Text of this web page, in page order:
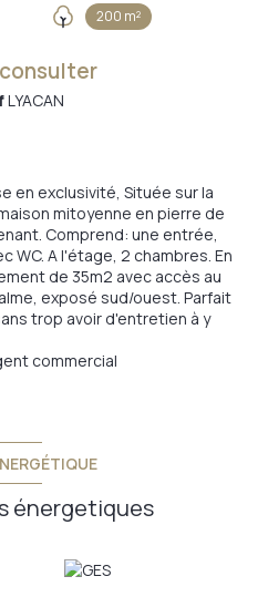
200 m²
LYACAN
en exclusivité, Située sur la
mitoyenne en pierre de
Comprend: une entrée,
WC. A l'étage, 2 chambres. En
de 35m2 avec accès au
exposé sud/ouest. Parfait
trop avoir d'entretien à y
commercial
énergetiques